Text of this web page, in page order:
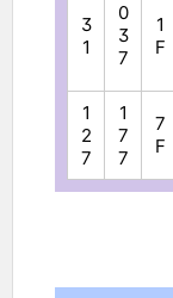
3
1
0
3
7
1
F
1
2
7
1
7
7
7
F